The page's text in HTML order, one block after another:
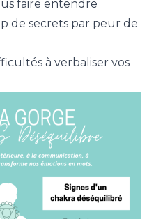
faire entendre
de secrets par peur de
à verbaliser vos